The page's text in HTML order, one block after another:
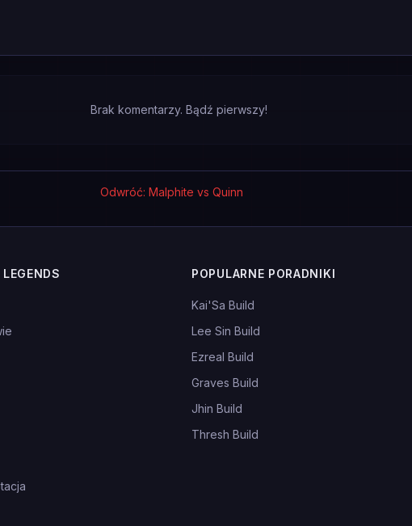
Brak komentarzy. Bądź pierwszy!
Odwróć: Malphite vs Quinn
LEGENDS POPULARNE PORADNIKI
Kai'Sa Build
Lee Sin Build
Ezreal Build
Graves Build
Jhin Build
Thresh Build